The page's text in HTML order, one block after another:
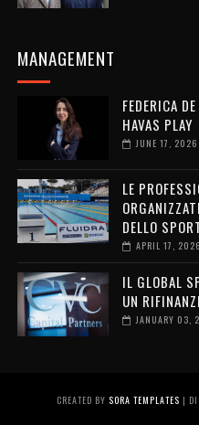
MANAGEMENT
FEDERICA
HAVAS PLAY
JUNE 17, 2026
LE
DELLO
APRIL 17, 2026
IL GLOBAL
UN
JANUARY 03,
CREATED BY SORA TEMPLATES |